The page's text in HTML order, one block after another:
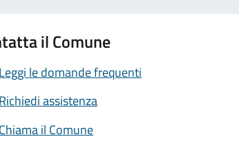
il Comune
le domande frequenti
assistenza
il Comune